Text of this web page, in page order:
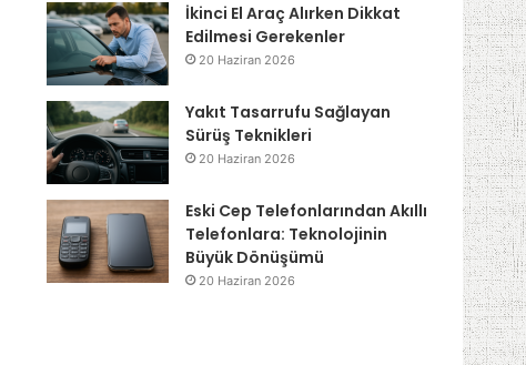
İkinci El Araç Alırken Dikkat
Edilmesi Gerekenler
20 Haziran 2026
Yakıt Tasarrufu Sağlayan
Sürüş Teknikleri
20 Haziran 2026
Eski Cep Telefonlarından Akıllı
Telefonlara: Teknolojinin
Büyük Dönüşümü
20 Haziran 2026